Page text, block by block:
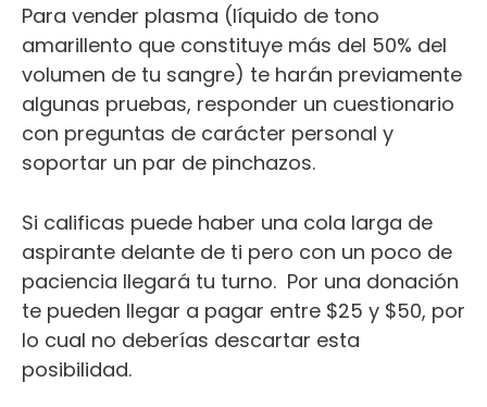
Para vender plasma (líquido de tono
amarillento que constituye más del 50% del
volumen de tu sangre) te harán previamente
algunas pruebas, responder un cuestionario
con preguntas de carácter personal y
soportar un par de pinchazos.
Si calificas puede haber una cola larga de
aspirante delante de ti pero con un poco de
paciencia llegará tu turno. Por una donación
te pueden llegar a pagar entre $25 y $50, por
lo cual no deberías descartar esta
posibilidad.